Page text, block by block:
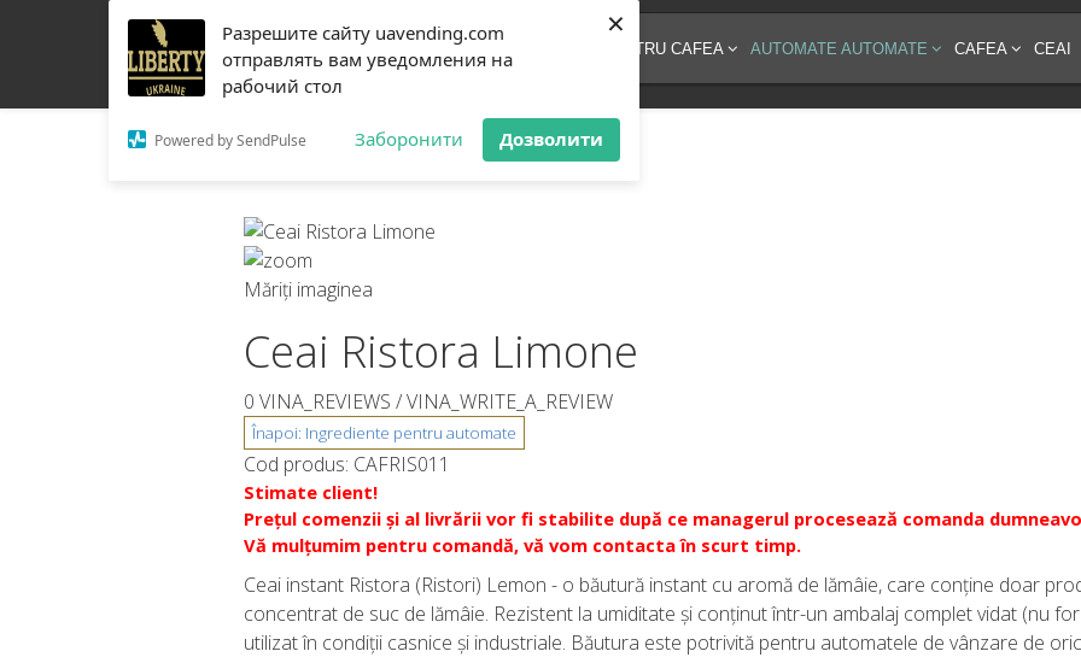
Разрешите сайту uavending.com
отправлять вам уведомления на
рабочий стол
Powered by SendPulse Заборонити Дозволити
×
ACASĂ FILTRARE RRO ECHIPAMENTE PENTRU CAFEA AUTOMATE AUTOMATE CAFEA CEAI
Măriți imaginea
Ceai Ristora Limone
0 VINA_REVIEWS /VINA_WRITE_A_REVIEW
Cod produs: CAFRIS011
Stimate client!
Prețul comenzii și al livrării vor fi stabilite după ce managerul procesează comanda
Vă mulțumim pentru comandă, vă vom contacta în scurt timp.
Ceai instant Ristora (Ristori) Lemon - o băutură instant cu aromă de lămâie, care conține doar
concentrat de suc de lămâie. Rezistent la umiditate și conținut într-un ambalaj complet vidat (nu
utilizat în condiții casnice și industriale. Băutura este potrivită pentru automatele de vânzare de